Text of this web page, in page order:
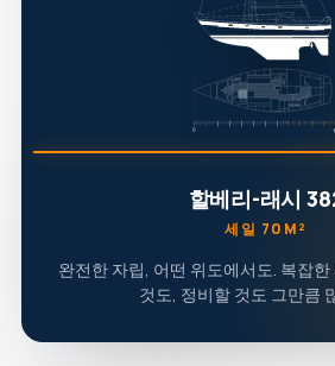
할베리-래시
세일 70M²
완전한 자립, 어떤 위도에서도. 복잡
것도, 정비할 것도 그만큼